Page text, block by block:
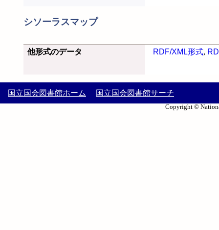
シソーラスマップ
他形式のデータ RDF/XML形式,
国立国会図書館ホーム 国立国会図書館サーチ
Copyright ©